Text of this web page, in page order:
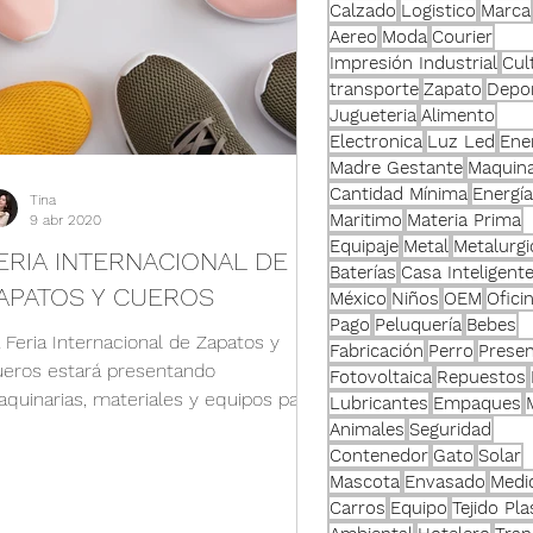
mundial
INTERNACIONAL DE
Y CUEROS
Feria Internacional de Zapatos y
estará presentando
materiales y equipos para
Tina
9 abr 2020
Calzado Logistico Marca
Aereo Moda Courier
Impresión Industrial
transporte Zapato
Jugueteria Alimento
Electronica Luz Led
Madre Gestante
Cantidad Mínima
Maritimo Materia Prima
Equipaje Metal
Baterías Casa Inteligente
México Niños OEM
Pago Peluquería Bebes
Fabricación Perro
Fotovoltaica Repuestos
Lubricantes Empaques
Animales Seguridad
Contenedor Gato Solar
Mascota Envasado
Carros Equipo Tejido